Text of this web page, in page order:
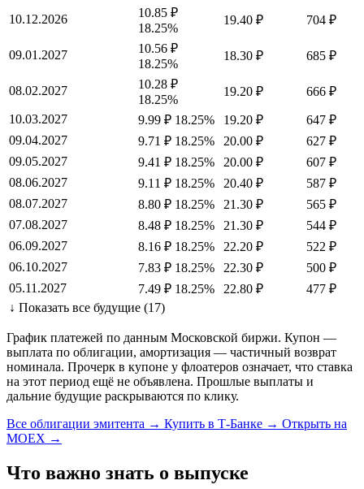
10.12.2026
10.85 ₽
18.25%
19.40 ₽ 704 ₽
09.01.2027
10.56 ₽
18.25%
18.30 ₽ 685 ₽
08.02.2027
10.28 ₽
18.25%
19.20 ₽
666 ₽
10.03.2027
9.99 ₽ 18.25% 19.20 ₽
647 ₽
09.04.2027
9.71 ₽ 18.25% 20.00 ₽
627 ₽
09.05.2027
9.41 ₽ 18.25% 20.00 ₽
607 ₽
08.06.2027
9.11 ₽ 18.25% 20.40 ₽
587 ₽
08.07.2027
8.80 ₽ 18.25% 21.30 ₽
565 ₽
07.08.2027
8.48 ₽ 18.25% 21.30 ₽
544 ₽
06.09.2027
8.16 ₽ 18.25% 22.20 ₽
522 ₽
06.10.2027
7.83 ₽ 18.25% 22.30 ₽
500 ₽
05.11.2027
7.49 ₽ 18.25% 22.80 ₽
477 ₽
↓ Показать все будущие (17)
График платежей по данным Московской биржи. Купон —
выплата по облигации, амортизация — частичный возврат
номинала. Прочерк в купоне у флоатеров означает, что ставка
на этот период ещё не объявлена. Прошлые выплаты и
дальние будущие раскрываются по клику.
Все облигации эмитента → Купить в Т-Банке → Открыть на
MOEX →
Что важно знать о выпуске